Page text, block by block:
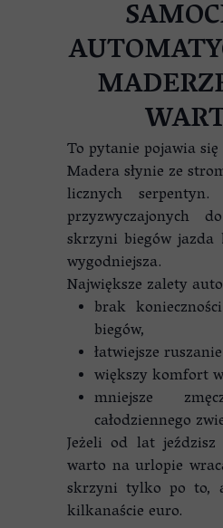
To pytanie pojawia się
Madera słynie ze
licznych
przyzwyczajonych
skrzyni biegów jazda
wygodniejsza.
Największe zalety
brak
biegów,
łatwiejsze
większy komfort
mniejsze
całodziennego
Jeżeli od lat
warto na urlopie
skrzyni tylko po to,
kilkanaście euro.